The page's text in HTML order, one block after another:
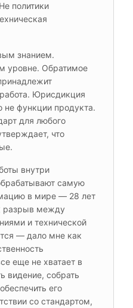
политики
знанием.
уровне. Обратимое
Юрисдикция
не функции продукта.
для любого
что
внутри
самую
в мире — 28 лет
разрыв между
и технической
— дало мне как
еще не хватает в
видение, собрать
его
со стандартом,